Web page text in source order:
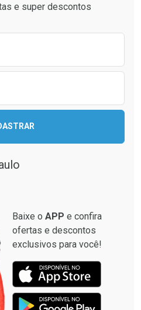
e super descontos
Baixe o APP e confira
ofertas e descontos
exclusivos para você!